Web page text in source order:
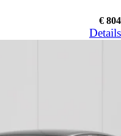
€ 804
Details